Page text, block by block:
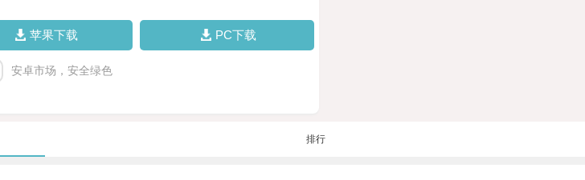
苹果下载 PC下载
安卓市场，安全绿色
排行